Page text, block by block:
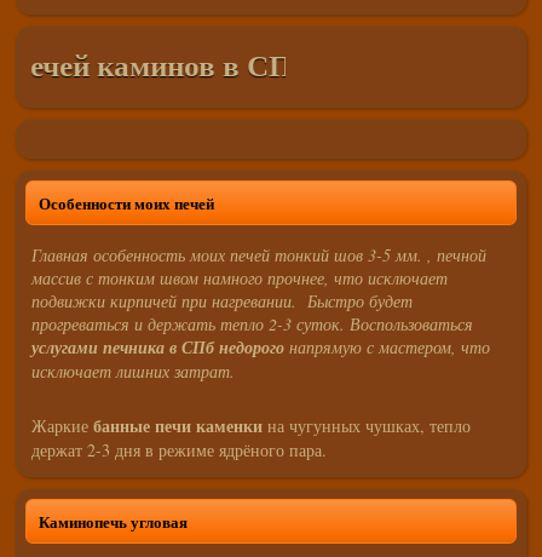
каминов в СПб и Лен. Области
Особенности моих печей
Главная особенность моих печей тонкий шов 3-5 мм. , печной
массив с тонким швом намного прочнее, что исключает
подвижки кирпичей при нагревании. Быстро будет
прогреваться и держать тепло 2-3 суток. Воспользоваться
услугами печника в СПб недорого напрямую с мастером, что
исключает лишних затрат.
Жаркие банные печи каменки на чугунных чушках, тепло
держат 2-3 дня в режиме ядрёного пара.
Каминопечь угловая